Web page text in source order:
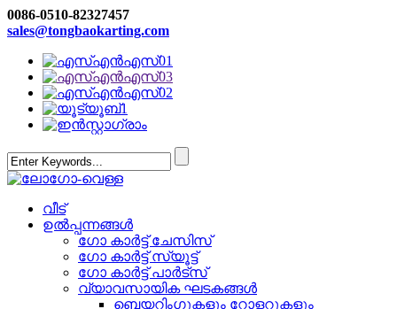
0086-0510-82327457
sales@tongbaokarting.com
വീട്
ഉൽപ്പന്നങ്ങൾ
ഗോ കാർട്ട് ചേസിസ്
ഗോ കാർട്ട് സ്യൂട്ട്
ഗോ കാർട്ട് പാർട്‌സ്
വ്യാവസായിക ഘടകങ്ങൾ
ബെയറിംഗുകളും റോളറുകളും